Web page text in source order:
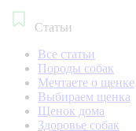
Статьи
Все статьи
Породы собак
Мечтаете о щенке
Выбираем щенка
Щенок дома
Здоровье собак